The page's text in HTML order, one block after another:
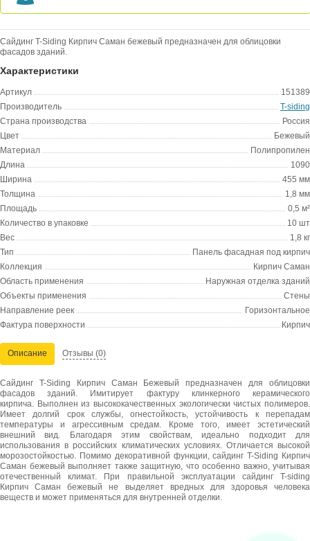
Сайдинг T-Siding Кирпич Саман бежевый предназначен для облицовки
фасадов зданий.
Характеристики
Артикул
151389
Производитель
T-siding
Страна производства
Россия
Цвет
Бежевый
Материал
Полипропилен
Длина
1090
Ширина
455 мм
Толщина
1,8 мм
Площадь
0,5 м²
Количество в упаковке
10 шт
Вес
1,8 кг
Тип
Панель фасадная под кирпич
Коллекция
Кирпич Саман
Область применения
Наружная отделка зданий
Объекты применения
Стены
Направление реек
Горизонтальное
Фактура поверхности
Кирпич
Описание Отзывы (0)
Сайдинг T-Siding Кирпич Саман Бежевый предназначен для облицовки
фасадов зданий. Имитирует фактуру клинкерного керамического
кирпича. Выполнен из высококачественных экологически чистых полимеров.
Имеет долгий срок службы, огнестойкость, устойчивость к перепадам
температуры и агрессивным средам. Кроме того, имеет эстетический
внешний вид. Благодаря этим свойствам, идеально подходит для
использования в российских климатических условиях. Отличается высокой
морозостойкостью. Помимо декоративной функции, сайдинг T-Siding Кирпич
Саман бежевый выполняет также защитную, что особенно важно, учитывая
отечественный климат. При правильной эксплуатации сайдинг T-siding
Кирпич Саман бежевый не выделяет вредных для здоровья человека
веществ и может применяться для внутренней отделки.